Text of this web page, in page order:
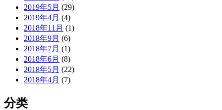
2019年5月 (29)
2019年4月 (4)
2018年11月 (1)
2018年9月 (6)
2018年7月 (1)
2018年6月 (8)
2018年5月 (22)
2018年4月 (7)
分类